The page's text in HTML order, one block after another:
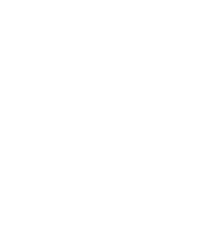
Перейти к